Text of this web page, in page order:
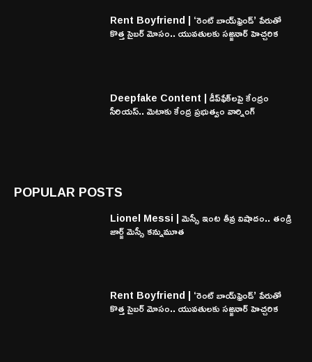
Rent Boyfriend | ‘రెంట్ బాయ్‌ఫ్రెండ్’ పేరుతో
కొత్త సైబర్ మోసం.. యువతులకు సజ్జనార్ హెచ్చరిక
Deepfake Content | డీప్‌ఫేక్‌లపై కేంద్రం
సీరియస్.. మెటాకు కేంద్ర ప్రభుత్వం వార్నింగ్
POPULAR POSTS
Lionel Messi | మెస్సీ ఇంట తీవ్ర విషాదం.. తండ్రి
జార్జ్ మెస్సీ కన్నుమూత
Rent Boyfriend | ‘రెంట్ బాయ్‌ఫ్రెండ్’ పేరుతో
కొత్త సైబర్ మోసం.. యువతులకు సజ్జనార్ హెచ్చరిక